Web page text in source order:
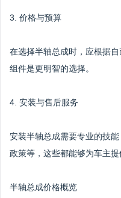
3. 价格与预算
在选择半轴总成时，应根据
组件是更明智的选择。
4. 安装与售后服务
安装半轴总成需要专业的技
政策等，这些都能够为车主提
半轴总成价格概览